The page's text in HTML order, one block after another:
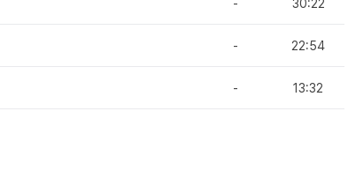
- 30:22
- 22:54
- 13:32